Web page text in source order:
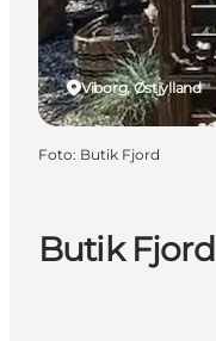
Butik Fjord
Viborg, Østjylland
Foto: Butik Fjord